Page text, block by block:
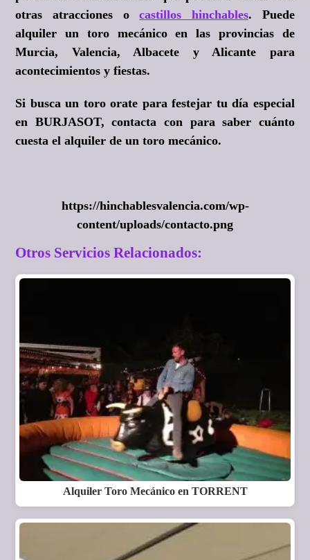
otras atracciones ocastillos hinchables. Puede
alquiler un toro mecánico en las provincias de
Murcia, Valencia, Albacete y Alicante para
acontecimientos y fiestas.
Si busca un toro orate para festejar tu día especial
en BURJASOT, contacta con para saber cuánto
cuesta el alquiler de un toro mecánico.
https://hinchablesvalencia.com/wp-
content/uploads/contacto.png
Otros Servicios Relacionados:
Alquiler Toro Mecánico en TORRENT